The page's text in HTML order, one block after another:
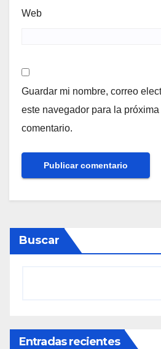
Web
Guardar mi nombre, correo
este navegador para la
comentario.
Buscar
Entradas recientes